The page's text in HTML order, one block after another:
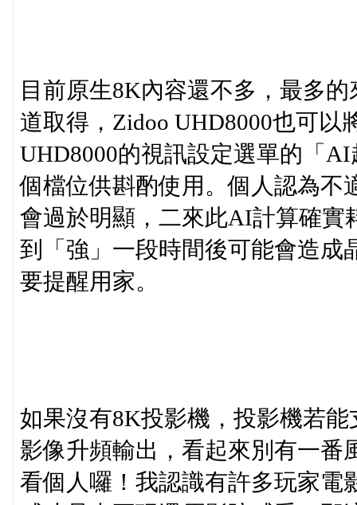
目前原生8K內容還不多，最多
道取得，Zidoo UHD8000也可
UHD8000的視訊設定選單的「
個檔位供斟酌使用。個人認為不
會過於明顯，二來此AI計算確實
到「強」一段時間後可能會造成
要提醒用家。
如果沒有8K投影機，投影機若
影像升頻輸出，看起來別有一番
看個人囉！我認識有許多玩家電